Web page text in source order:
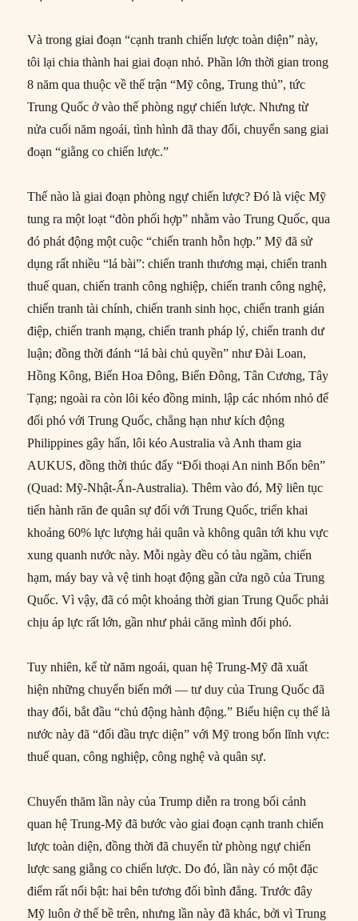
Và trong giai đoạn “cạnh tranh chiến lược toàn diện” này,
tôi lại chia thành hai giai đoạn nhỏ. Phần lớn thời gian trong
8 năm qua thuộc về thế trận “Mỹ công, Trung thủ”, tức
Trung Quốc ở vào thế phòng ngự chiến lược. Nhưng từ
nửa cuối năm ngoái, tình hình đã thay đổi, chuyển sang giai
đoạn “giằng co chiến lược.”
Thế nào là giai đoạn phòng ngự chiến lược? Đó là việc Mỹ
tung ra một loạt “đòn phối hợp” nhằm vào Trung Quốc, qua
đó phát động một cuộc “chiến tranh hỗn hợp.” Mỹ đã sử
dụng rất nhiều “lá bài”: chiến tranh thương mại, chiến tranh
thuế quan, chiến tranh công nghiệp, chiến tranh công nghệ,
chiến tranh tài chính, chiến tranh sinh học, chiến tranh gián
điệp, chiến tranh mạng, chiến tranh pháp lý, chiến tranh dư
luận; đồng thời đánh “lá bài chủ quyền” như Đài Loan,
Hồng Kông, Biển Hoa Đông, Biển Đông, Tân Cương, Tây
Tạng; ngoài ra còn lôi kéo đồng minh, lập các nhóm nhỏ để
đối phó với Trung Quốc, chẳng hạn như kích động
Philippines gây hấn, lôi kéo Australia và Anh tham gia
AUKUS, đồng thời thúc đẩy “Đối thoại An ninh Bốn bên”
(Quad: Mỹ-Nhật-Ấn-Australia). Thêm vào đó, Mỹ liên tục
tiến hành răn đe quân sự đối với Trung Quốc, triển khai
khoảng 60% lực lượng hải quân và không quân tới khu vực
xung quanh nước này. Mỗi ngày đều có tàu ngầm, chiến
hạm, máy bay và vệ tinh hoạt động gần cửa ngõ của Trung
Quốc. Vì vậy, đã có một khoảng thời gian Trung Quốc phải
chịu áp lực rất lớn, gần như phải căng mình đối phó.
Tuy nhiên, kể từ năm ngoái, quan hệ Trung-Mỹ đã xuất
hiện những chuyển biến mới — tư duy của Trung Quốc đã
thay đổi, bắt đầu “chủ động hành động.” Biểu hiện cụ thể là
nước này đã “đối đầu trực diện” với Mỹ trong bốn lĩnh vực:
thuế quan, công nghiệp, công nghệ và quân sự.
Chuyến thăm lần này của Trump diễn ra trong bối cảnh
quan hệ Trung-Mỹ đã bước vào giai đoạn cạnh tranh chiến
lược toàn diện, đồng thời đã chuyển từ phòng ngự chiến
lược sang giằng co chiến lược. Do đó, lần này có một đặc
điểm rất nổi bật: hai bên tương đối bình đẳng. Trước đây
Mỹ luôn ở thế bề trên, nhưng lần này đã khác, bởi vì Trung